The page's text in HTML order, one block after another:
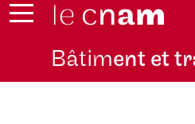
Bâtiment et